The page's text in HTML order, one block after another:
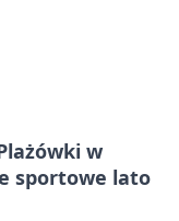
w
sportowe lato